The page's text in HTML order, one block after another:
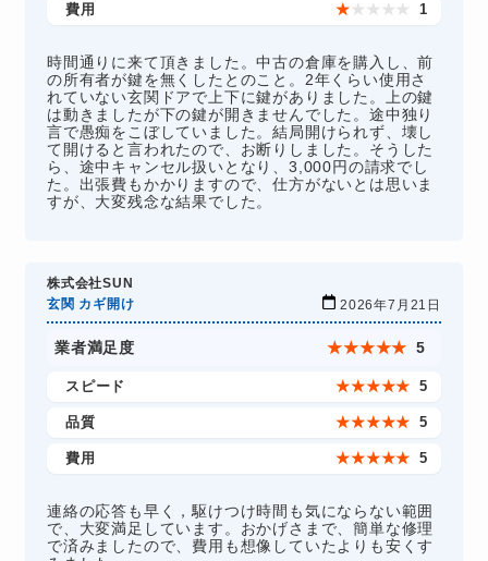
費用 ★ ★ ★ ★ ★ 1
時間通りに来て頂きました。中古の倉庫を購入し、前
の所有者が鍵を無くしたとのこと。2年くらい使用さ
れていない玄関ドアで上下に鍵がありました。上の鍵
は動きましたが下の鍵が開きませんでした。途中独り
言で愚痴をこぼしていました。結局開けられず、壊し
て開けると言われたので、お断りしました。そうした
ら、途中キャンセル扱いとなり、3,000円の請求でし
た。出張費もかかりますので、仕方がないとは思いま
すが、大変残念な結果でした。
株式会社SUN
玄関 カギ開け
2026年7月21日
業者満足度 ★★★★★ 5
スピード ★★★★★ 5
品質 ★★★★★ 5
費用 ★★★★★ 5
連絡の応答も早く，駆けつけ時間も気にならない範囲
で、大変満足しています。おかげさまで、簡単な修理
で済みましたので、費用も想像していたよりも安くす